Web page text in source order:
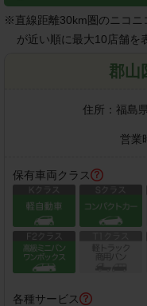
※直線距離30km圏のニコ
が近い順に最大10店舗を
郡山
住所： 福島
営業
保有車両クラス
各種サービス